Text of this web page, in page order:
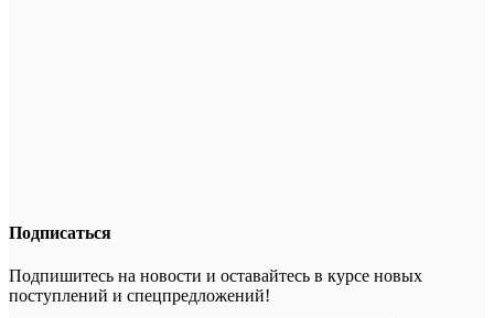
Подписаться
Подпишитесь на новости и оставайтесь в курсе новых
поступлений и спецпредложений!